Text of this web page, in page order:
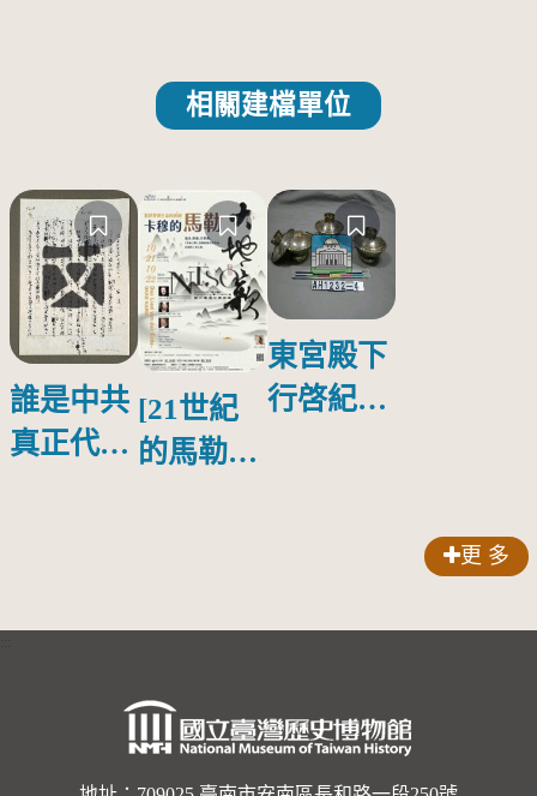
相關建檔單位
誰是中共
真正代言
[21世紀
的馬勒、
的依戀—
勒大地之
歌]【對
東宮殿下
行啓紀念
更 多